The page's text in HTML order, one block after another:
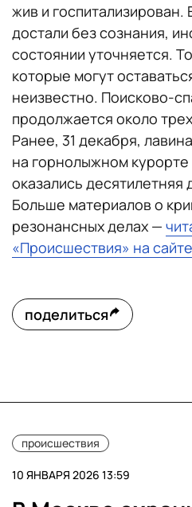
жив и
достали без сознания,
состоянии уточняется.
которые могут
неизвестно. Поисково-
продолжается около
Ранее, 31 декабря, лавина
на горнолыжном
оказались десятилетняя
Больше материалов о
резонансных делах —
«Происшествия» на
поделиться
происшествия
10 ЯНВАРЯ 2026 13:59